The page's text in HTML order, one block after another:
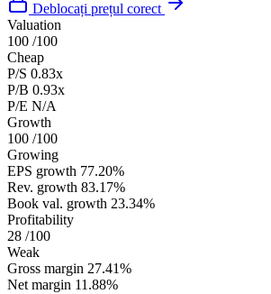
Deblocați prețul corect
Valuation
100 /100
Cheap
P/S 0.83x
P/B 0.93x
P/E N/A
Growth
100 /100
Growing
EPS growth 77.20%
Rev. growth 83.17%
Book val. growth 23.34%
Profitability
28 /100
Weak
Gross margin 27.41%
Net margin 11.88%